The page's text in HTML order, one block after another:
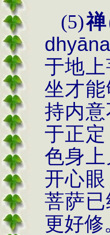
(5)禅
dhyāna
于地
坐才
持内
于正
色身
开心
菩萨
更好修